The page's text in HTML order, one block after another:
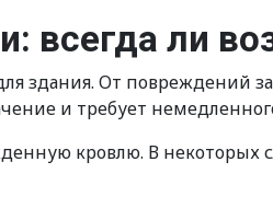
всегда ли
здания. От повреждений
и требует
кровлю. В